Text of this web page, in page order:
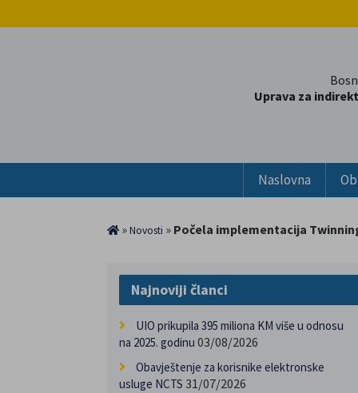
Uprava za
Naslovna
»Novosti » Počela implementacija
Najnoviji članci
UIO prikupila 395 miliona KM više u odnosu
na 2025. godinu 03/08/2026
Obavještenje za korisnike elektronske
usluge NCTS 31/07/2026